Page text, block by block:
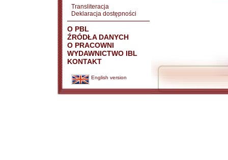
Transliteracja
Deklaracja dostępności
O PBL
ŹRÓDŁA DANYCH
O PRACOWNI
WYDAWNICTWO IBL
KONTAKT
English version